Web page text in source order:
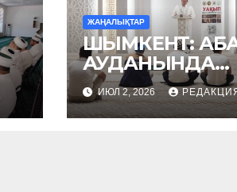
ЖАҢАЛЫҚТАР
ШЫМКЕНТ:
АУДАНЫНДА
УАҚЫП
ИЮЛ 2, 2026